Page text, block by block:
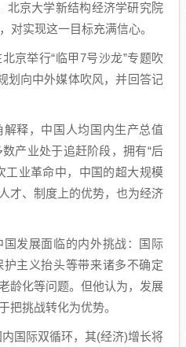
北京大学新结构经济学研究院
对实现这一目标充满信心。
京举行“临甲7号沙龙”专题吹
划向中外媒体吹风，并回答记
释，中国人均国内生产总值
产业处于追赶阶段，拥有“后
工业革命中，中国的超大规模
才、制度上的优势，也为经济
发展面临的内外挑战：国际
护主义抬头等带来诸多不确定
龄化等问题。但他认为，发展
把挑战转化为优势。
国际双循环，其(经济)增长将